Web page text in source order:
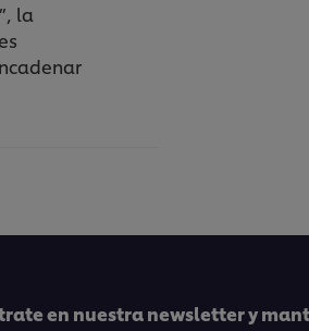
la
en nuestra newsletter y